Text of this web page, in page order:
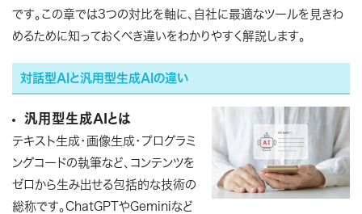
です。この章では3つの対比を軸に、自社に最適なツールを見きわ
めるために知っておくべき違いをわかりやすく解説します。
対話型AIと汎用型生成AIの違い
汎用型生成AIとは
テキスト生成・画像生成・プログラミ
ングコードの執筆など、コンテンツを
ゼロから生み出せる包括的な技術の
総称です。ChatGPTやGeminiなど